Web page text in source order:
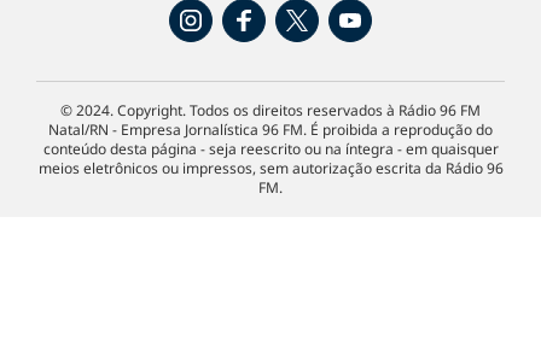
© 2024. Copyright. Todos os direitos reservados à Rádio 96 FM
Natal/RN - Empresa Jornalística 96 FM. É proibida a reprodução do
conteúdo desta página - seja reescrito ou na íntegra - em quaisquer
meios eletrônicos ou impressos, sem autorização escrita da Rádio 96
FM.